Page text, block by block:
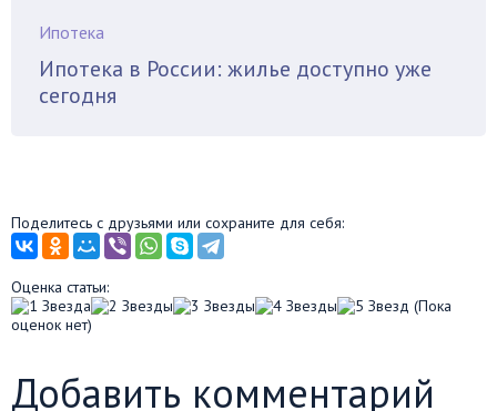
Ипотека
Ипотека в России: жилье доступно уже
сегодня
Поделитесь с друзьями или сохраните для себя:
Оценка статьи:
(Пока
оценок нет)
Добавить комментарий